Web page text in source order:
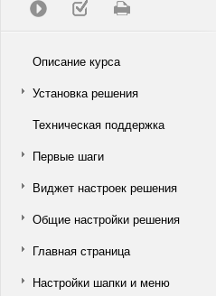
Описание курса
Установка решения
Техническая поддержка
Первые шаги
Виджет настроек решения
Общие настройки решения
Главная страница
Настройки шапки и меню